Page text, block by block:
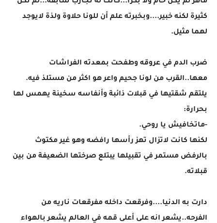
كثيرة لكنه خبير....وبخبرته علم أن للونا حلاوة ولذة لايوجد
لهما مثيل.
ضرب الدم في عروقه وطفحت بمعدته الفراشات
معها..القرب من لونا جحيم واعر هو اكثر من مستلذ فيه.
يلتقم شقتيها في قبلات ذائبة وأنفاسه سخينة يهمس لها
بحرارة:
-ماتخافيش يا روحي.
لكنها كانت لاتزال تهز رأسها رافضه وهو غير مكتوث
بالرفض مستمر في تقبيلها يبتلع صرختها الضعيفة من بين
قبلاته.
دارت به الدنيا....وفرقعت داخله مفرقعات ناريه من
الفرحه..يشعر انه على أعلى قمه في العالم يشعر بالهواء